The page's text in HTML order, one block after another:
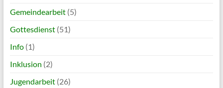
Gemeindearbeit(5)
Gottesdienst(51)
Info(1)
Inklusion (2)
Jugendarbeit(26)